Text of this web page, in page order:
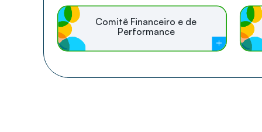
Comitê Financeiro e de
Performance